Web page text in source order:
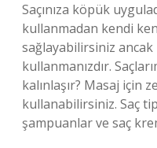
Saçınıza köpük
kullanmadan kendi
sağlayabilirsiniz
kullanmanızdır.
kalınlaşır? Masaj için
kullanabilirsiniz. Saç
şampuanlar ve saç